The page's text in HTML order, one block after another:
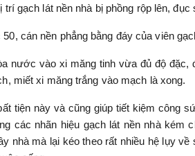
gạch lát nền nhà bị phồng rộp lên,
cán nền phẳng bằng đáy của viên
nước vào xi măng tinh vừa đủ độ đặc,
miết xi măng trắng vào mạch là xong.
tiện này và cũng giúp tiết kiệm công
các nhãn hiệu gạch lát nền nhà kém
nhà mà lại kéo theo rất nhiều hệ lụy